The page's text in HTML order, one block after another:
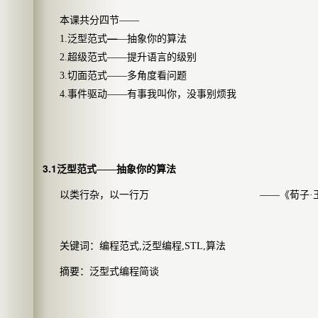
本课共分四节——
1. 泛型范式——抽象你的算法
2. 超级范式——提升语言的级别
3. 切面范式——多角度看问题
4. 事件驱动——有事我叫你，没事别烦我
3.1泛型范式——抽象你的算法
以类行杂，以一行万 ——《荀子·
关键词：编程范式 泛型编程 ,STL, 算法
摘要：泛型式编程简谈